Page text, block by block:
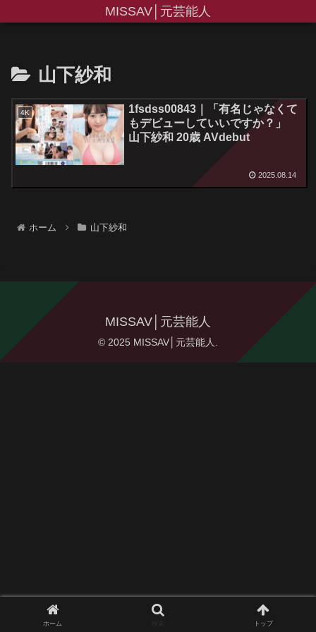
MISSAV│元芸能人
山下紗和
4K
1fsdss00843｜「有名じゃなくて
もデビューしていいですか？」
山下紗和 20歳 AVdebut
2025.08.14
ホーム 山下紗和
MISSAV│元芸能人
© 2025 MISSAV│元芸能人.
ホーム トップ